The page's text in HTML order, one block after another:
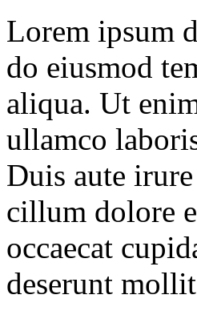
Lorem ipsum
do eiusmod
aliqua. Ut
ullamco
Duis aute
cillum dolore
occaecat
deserunt